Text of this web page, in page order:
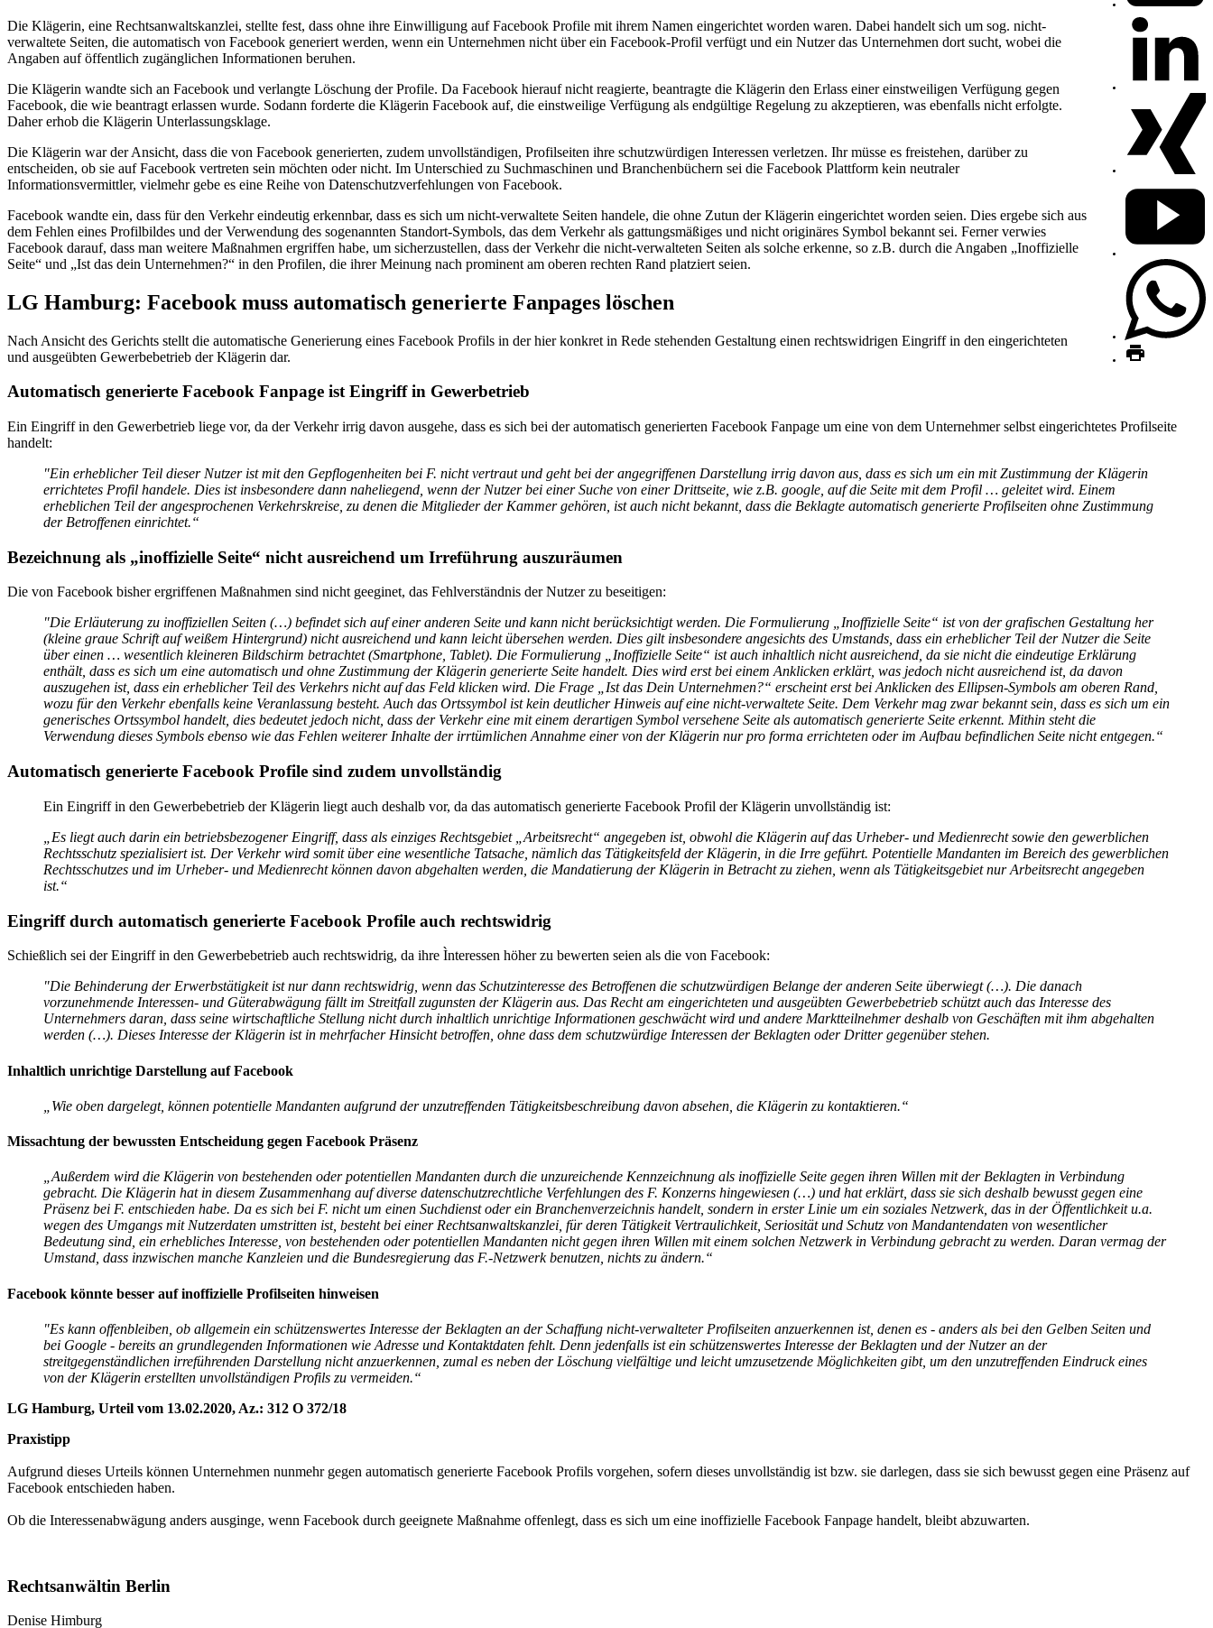
Die Klägerin, eine Rechtsanwaltskanzlei, stellte fest, dass ohne ihre Einwilligung auf Facebook Profile mit ihrem Namen eingerichtet worden waren. Dabei handelt sich um sog. nicht-
verwaltete Seiten, die automatisch von Facebook generiert werden, wenn ein Unternehmen nicht über ein Facebook-Profil verfügt und ein Nutzer das Unternehmen dort sucht, wobei die
Angaben auf öffentlich zugänglichen Informationen beruhen.
Die Klägerin wandte sich an Facebook und verlangte Löschung der Profile. Da Facebook hierauf nicht reagierte, beantragte die Klägerin den Erlass einer einstweiligen Verfügung gegen
Facebook, die wie beantragt erlassen wurde. Sodann forderte die Klägerin Facebook auf, die einstweilige Verfügung als endgültige Regelung zu akzeptieren, was ebenfalls nicht erfolgte.
Daher erhob die Klägerin Unterlassungsklage.
Die Klägerin war der Ansicht, dass die von Facebook generierten, zudem unvollständigen, Profilseiten ihre schutzwürdigen Interessen verletzen. Ihr müsse es freistehen, darüber zu
entscheiden, ob sie auf Facebook vertreten sein möchten oder nicht. Im Unterschied zu Suchmaschinen und Branchenbüchern sei die Facebook Plattform kein neutraler
Informationsvermittler, vielmehr gebe es eine Reihe von Datenschutzverfehlungen von Facebook.
Facebook wandte ein, dass für den Verkehr eindeutig erkennbar, dass es sich um nicht-verwaltete Seiten handele, die ohne Zutun der Klägerin eingerichtet worden seien. Dies ergebe sich aus
dem Fehlen eines Profilbildes und der Verwendung des sogenannten Standort-Symbols, das dem Verkehr als gattungsmäßiges und nicht originäres Symbol bekannt sei. Ferner verwies
Facebook darauf, dass man weitere Maßnahmen ergriffen habe, um sicherzustellen, dass der Verkehr die nicht-verwalteten Seiten als solche erkenne, so z.B. durch die Angaben „Inoffizielle
Seite“ und „Ist das dein Unternehmen?“ in den Profilen, die ihrer Meinung nach prominent am oberen rechten Rand platziert seien.
LG Hamburg: Facebook muss automatisch generierte Fanpages löschen
Nach Ansicht des Gerichts stellt die automatische Generierung eines Facebook Profils in der hier konkret in Rede stehenden Gestaltung einen rechtswidrigen Eingriff in den eingerichteten
und ausgeübten Gewerbebetrieb der Klägerin dar.
Automatisch generierte Facebook Fanpage ist Eingriff in Gewerbetrieb
Ein Eingriff in den Gewerbetrieb liege vor, da der Verkehr irrig davon ausgehe, dass es sich bei der automatisch generierten Facebook Fanpage um eine von dem Unternehmer selbst eingerichtetes Profilseite
handelt:
"Ein erheblicher Teil dieser Nutzer ist mit den Gepflogenheiten bei F. nicht vertraut und geht bei der angegriffenen Darstellung irrig davon aus, dass es sich um ein mit Zustimmung der Klägerin
errichtetes Profil handele. Dies ist insbesondere dann naheliegend, wenn der Nutzer bei einer Suche von einer Drittseite, wie z.B. google, auf die Seite mit dem Profil … geleitet wird. Einem
erheblichen Teil der angesprochenen Verkehrskreise, zu denen die Mitglieder der Kammer gehören, ist auch nicht bekannt, dass die Beklagte automatisch generierte Profilseiten ohne Zustimmung
der Betroffenen einrichtet.“
Bezeichnung als „inoffizielle Seite“ nicht ausreichend um Irreführung auszuräumen
Die von Facebook bisher ergriffenen Maßnahmen sind nicht geeginet, das Fehlverständnis der Nutzer zu beseitigen:
"Die Erläuterung zu inoffiziellen Seiten (…) befindet sich auf einer anderen Seite und kann nicht berücksichtigt werden. Die Formulierung „Inoffizielle Seite“ ist von der grafischen Gestaltung her
(kleine graue Schrift auf weißem Hintergrund) nicht ausreichend und kann leicht übersehen werden. Dies gilt insbesondere angesichts des Umstands, dass ein erheblicher Teil der Nutzer die Seite
über einen … wesentlich kleineren Bildschirm betrachtet (Smartphone, Tablet). Die Formulierung „Inoffizielle Seite“ ist auch inhaltlich nicht ausreichend, da sie nicht die eindeutige Erklärung
enthält, dass es sich um eine automatisch und ohne Zustimmung der Klägerin generierte Seite handelt. Dies wird erst bei einem Anklicken erklärt, was jedoch nicht ausreichend ist, da davon
auszugehen ist, dass ein erheblicher Teil des Verkehrs nicht auf das Feld klicken wird. Die Frage „Ist das Dein Unternehmen?“ erscheint erst bei Anklicken des Ellipsen-Symbols am oberen Rand,
wozu für den Verkehr ebenfalls keine Veranlassung besteht. Auch das Ortssymbol ist kein deutlicher Hinweis auf eine nicht-verwaltete Seite. Dem Verkehr mag zwar bekannt sein, dass es sich um ein
generisches Ortssymbol handelt, dies bedeutet jedoch nicht, dass der Verkehr eine mit einem derartigen Symbol versehene Seite als automatisch generierte Seite erkennt. Mithin steht die
Verwendung dieses Symbols ebenso wie das Fehlen weiterer Inhalte der irrtümlichen Annahme einer von der Klägerin nur pro forma errichteten oder im Aufbau befindlichen Seite nicht entgegen.“
Automatisch generierte Facebook Profile sind zudem unvollständig
Ein Eingriff in den Gewerbebetrieb der Klägerin liegt auch deshalb vor, da das automatisch generierte Facebook Profil der Klägerin unvollständig ist:
„Es liegt auch darin ein betriebsbezogener Eingriff, dass als einziges Rechtsgebiet „Arbeitsrecht“ angegeben ist, obwohl die Klägerin auf das Urheber- und Medienrecht sowie den gewerblichen
Rechtsschutz spezialisiert ist. Der Verkehr wird somit über eine wesentliche Tatsache, nämlich das Tätigkeitsfeld der Klägerin, in die Irre geführt. Potentielle Mandanten im Bereich des gewerblichen
Rechtsschutzes und im Urheber- und Medienrecht können davon abgehalten werden, die Mandatierung der Klägerin in Betracht zu ziehen, wenn als Tätigkeitsgebiet nur Arbeitsrecht angegeben
ist.“
Eingriff durch automatisch generierte Facebook Profile auch rechtswidrig
Schießlich sei der Eingriff in den Gewerbebetrieb auch rechtswidrig, da ihre Ìnteressen höher zu bewerten seien als die von Facebook:
"Die Behinderung der Erwerbstätigkeit ist nur dann rechtswidrig, wenn das Schutzinteresse des Betroffenen die schutzwürdigen Belange der anderen Seite überwiegt (…). Die danach
vorzunehmende Interessen- und Güterabwägung fällt im Streitfall zugunsten der Klägerin aus. Das Recht am eingerichteten und ausgeübten Gewerbebetrieb schützt auch das Interesse des
Unternehmers daran, dass seine wirtschaftliche Stellung nicht durch inhaltlich unrichtige Informationen geschwächt wird und andere Marktteilnehmer deshalb von Geschäften mit ihm abgehalten
werden (…). Dieses Interesse der Klägerin ist in mehrfacher Hinsicht betroffen, ohne dass dem schutzwürdige Interessen der Beklagten oder Dritter gegenüber stehen.
Inhaltlich unrichtige Darstellung auf Facebook
„Wie oben dargelegt, können potentielle Mandanten aufgrund der unzutreffenden Tätigkeitsbeschreibung davon absehen, die Klägerin zu kontaktieren.“
Missachtung der bewussten Entscheidung gegen Facebook Präsenz
„Außerdem wird die Klägerin von bestehenden oder potentiellen Mandanten durch die unzureichende Kennzeichnung als inoffizielle Seite gegen ihren Willen mit der Beklagten in Verbindung
gebracht. Die Klägerin hat in diesem Zusammenhang auf diverse datenschutzrechtliche Verfehlungen des F. Konzerns hingewiesen (…) und hat erklärt, dass sie sich deshalb bewusst gegen eine
Präsenz bei F. entschieden habe. Da es sich bei F. nicht um einen Suchdienst oder ein Branchenverzeichnis handelt, sondern in erster Linie um ein soziales Netzwerk, das in der Öffentlichkeit u.a.
wegen des Umgangs mit Nutzerdaten umstritten ist, besteht bei einer Rechtsanwaltskanzlei, für deren Tätigkeit Vertraulichkeit, Seriosität und Schutz von Mandantendaten von wesentlicher
Bedeutung sind, ein erhebliches Interesse, von bestehenden oder potentiellen Mandanten nicht gegen ihren Willen mit einem solchen Netzwerk in Verbindung gebracht zu werden. Daran vermag der
Umstand, dass inzwischen manche Kanzleien und die Bundesregierung das F.-Netzwerk benutzen, nichts zu ändern.“
Facebook könnte besser auf inoffizielle Profilseiten hinweisen
"Es kann offenbleiben, ob allgemein ein schützenswertes Interesse der Beklagten an der Schaffung nicht-verwalteter Profilseiten anzuerkennen ist, denen es - anders als bei den Gelben Seiten und
bei Google - bereits an grundlegenden Informationen wie Adresse und Kontaktdaten fehlt. Denn jedenfalls ist ein schützenswertes Interesse der Beklagten und der Nutzer an der
streitgegenständlichen irreführenden Darstellung nicht anzuerkennen, zumal es neben der Löschung vielfältige und leicht umzusetzende Möglichkeiten gibt, um den unzutreffenden Eindruck eines
von der Klägerin erstellten unvollständigen Profils zu vermeiden.“
LG Hamburg, Urteil vom 13.02.2020, Az.: 312 O 372/18
Praxistipp
Aufgrund dieses Urteils können Unternehmen nunmehr gegen automatisch generierte Facebook Profils vorgehen, sofern dieses unvollständig ist bzw. sie darlegen, dass sie sich bewusst gegen eine Präsenz auf
Facebook entschieden haben.
Ob die Interessenabwägung anders ausginge, wenn Facebook durch geeignete Maßnahme offenlegt, dass es sich um eine inoffizielle Facebook Fanpage handelt, bleibt abzuwarten.
Rechtsanwältin Berlin
Denise Himburg